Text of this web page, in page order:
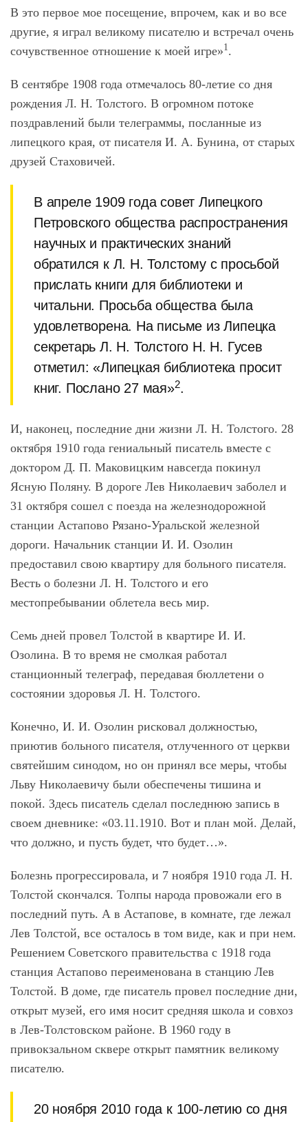
В это первое мое посещение, впрочем, как и во все
другие, я играл великому писателю и встречал очень
сочувственное отношение к моей игре»1.
В сентябре 1908 года отмечалось 80-летие со дня
рождения Л. Н. Толстого. В огромном потоке
поздравлений были телеграммы, посланные из
липецкого края, от писателя И. А. Бунина, от старых
друзей Стаховичей.
В апреле 1909 года совет Липецкого
Петровского общества распространения
научных и практических знаний
обратился к Л. Н. Толстому с просьбой
прислать книги для библиотеки и
читальни. Просьба общества была
удовлетворена. На письме из Липецка
секретарь Л. Н. Толстого Н. Н. Гусев
отметил: «Липецкая библиотека просит
книг. Послано 27 мая»2.
И, наконец, последние дни жизни Л. Н. Толстого. 28
октября 1910 года гениальный писатель вместе с
доктором Д. П. Маковицким навсегда покинул
Ясную Поляну. В дороге Лев Николаевич заболел и
31 октября сошел с поезда на железнодорожной
станции Астапово Рязано-Уральской железной
дороги. Начальник станции И. И. Озолин
предоставил свою квартиру для больного писателя.
Весть о болезни Л. Н. Толстого и его
местопребывании облетела весь мир.
Семь дней провел Толстой в квартире И. И.
Озолина. В то время не смолкая работал
станционный телеграф, передавая бюллетени о
состоянии здоровья Л. Н. Толстого.
Конечно, И. И. Озолин рисковал должностью,
приютив больного писателя, отлученного от церкви
святейшим синодом, но он принял все меры, чтобы
Льву Николаевичу были обеспечены тишина и
покой. Здесь писатель сделал последнюю запись в
своем дневнике: «03.11.1910. Вот и план мой. Делай,
что должно, и пусть будет, что будет…».
Болезнь прогрессировала, и 7 ноября 1910 года Л. Н.
Толстой скончался. Толпы народа провожали его в
последний путь. А в Астапове, в комнате, где лежал
Лев Толстой, все осталось в том виде, как и при нем.
Решением Советского правительства с 1918 года
станция Астапово переименована в станцию Лев
Толстой. В доме, где писатель провел последние дни,
открыт музей, его имя носит средняя школа и совхоз
в Лев-Толстовском районе. В 1960 году в
привокзальном сквере открыт памятник великому
писателю.
20 ноября 2010 года к 100-летию со дня